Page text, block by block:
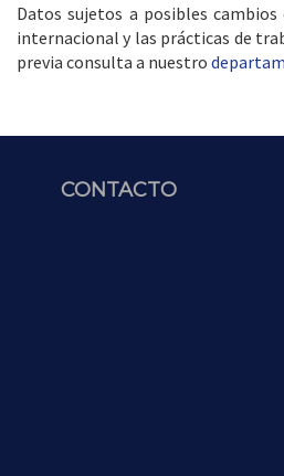
Datos sujetos a posibles
internacional y las prácticas de
previa consulta a nuestro
CONTACTO